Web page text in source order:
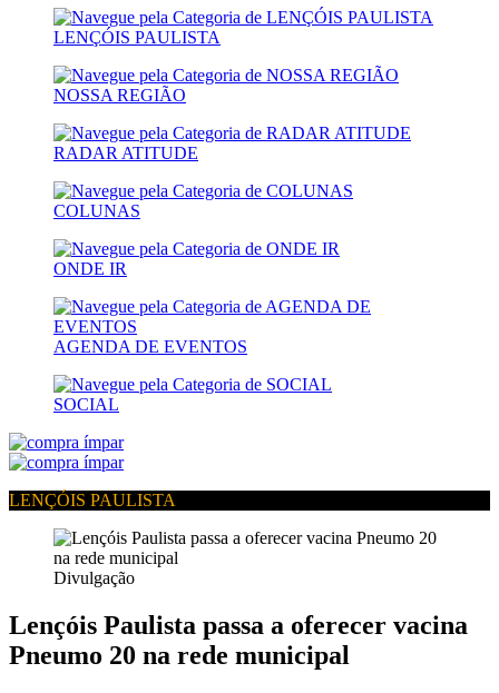
LENÇÓIS PAULISTA
NOSSA REGIÃO
RADAR ATITUDE
COLUNAS
ONDE IR
AGENDA DE EVENTOS
SOCIAL
LENÇÓIS PAULISTA
Divulgação
Lençóis Paulista passa a oferecer vacina
Pneumo 20 na rede municipal